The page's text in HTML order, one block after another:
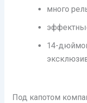
много
14-
Под капотом